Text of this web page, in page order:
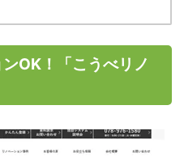
OK！「こうべリノ